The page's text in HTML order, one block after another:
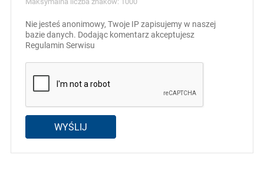
Nie jesteś anonimowy, Twoje IP zapisujemy w naszej
bazie danych. Dodając komentarz akceptujesz
Regulamin Serwisu
WYŚLIJ